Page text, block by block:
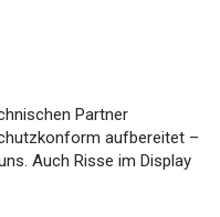
Partner
aufbereitet –
Auch Risse im Display